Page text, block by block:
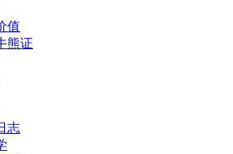
值
熊证
志